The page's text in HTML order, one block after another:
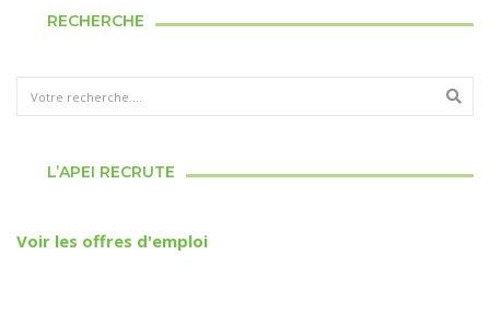
RECHERCHE
L’APEI RECRUTE
Voir les offres d'emploi